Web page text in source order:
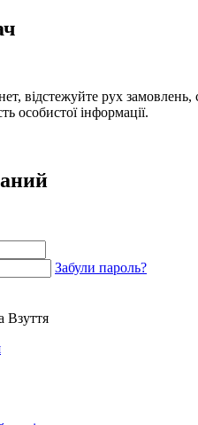
відстежуйте рух
особистої інформації.
Забули пароль?
Взуття